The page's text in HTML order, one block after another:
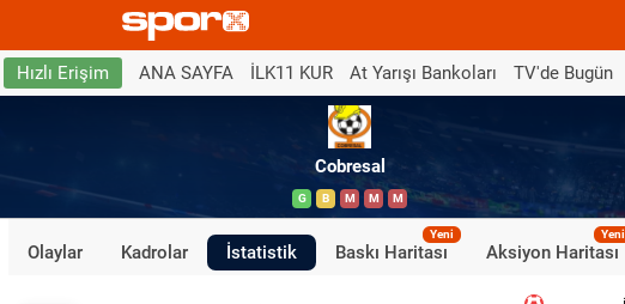
Hızlı Erişim ANA SAYFA İLK11 KUR At Yarışı Bankoları TV'de Bugün
Cobresal
G B M M M
Olaylar Kadrolar İstatistik Baskı Haritası
Yeni
Aksiyon Haritası
Yeni